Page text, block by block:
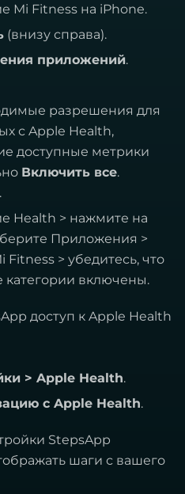
Mi Fitness на iPhone.
(внизу справа).
приложений.
разрешения для
с Apple Health,
доступные метрики
Включить все.
.
Health > нажмите на
Приложения >
> убедитесь, что
категории включены.
доступ к Apple Health
> Apple Health.
с Apple Health.
StepsApp
шаги с вашего